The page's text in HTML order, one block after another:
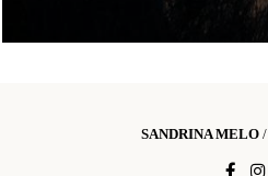
SANDRINA MELO/